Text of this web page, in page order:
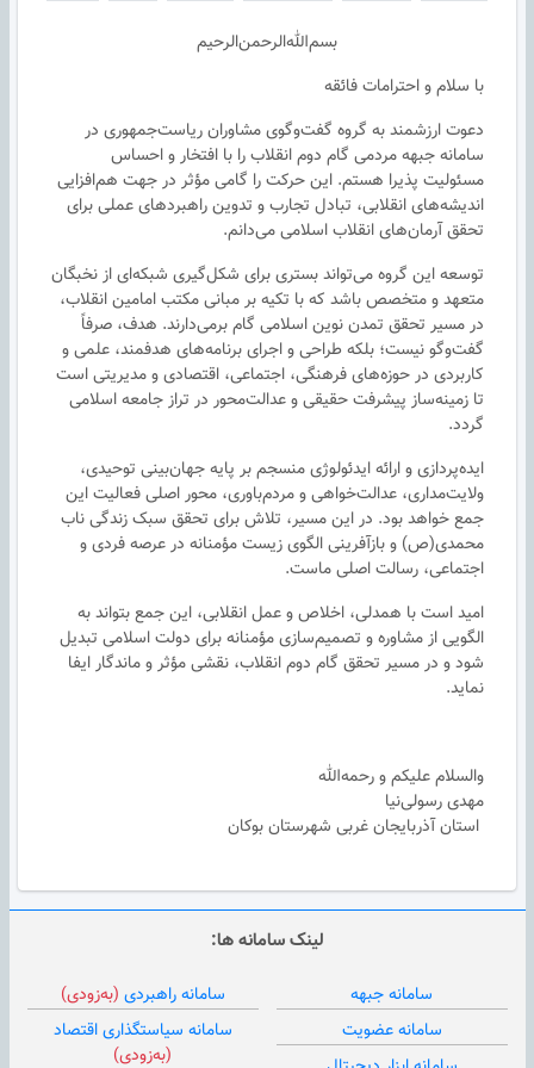
بسم‌الله‌الرحمن‌الرحيم
با سلام و احترامات فائقه
دعوت ارزشمند به گروه گفت‌وگوی مشاوران ریاست‌جمهوری در
سامانه جبهه مردمی گام دوم انقلاب را با افتخار و احساس
مسئولیت پذیرا هستم. این حرکت را گامی مؤثر در جهت هم‌افزایی
اندیشه‌های انقلابی، تبادل تجارب و تدوین راهبردهای عملی برای
تحقق آرمان‌های انقلاب اسلامی می‌دانم.
توسعه این گروه می‌تواند بستری برای شکل‌گیری شبکه‌ای از نخبگان
متعهد و متخصص باشد که با تکیه بر مبانی مکتب امامین انقلاب،
در مسیر تحقق تمدن نوین اسلامی گام برمی‌دارند. هدف، صرفاً
گفت‌وگو نیست؛ بلکه طراحی و اجرای برنامه‌های هدفمند، علمی و
کاربردی در حوزه‌های فرهنگی، اجتماعی، اقتصادی و مدیریتی است
تا زمینه‌ساز پیشرفت حقیقی و عدالت‌محور در تراز جامعه اسلامی
گردد.
ایده‌پردازی و ارائه ایدئولوژی منسجم بر پایه جهان‌بینی توحیدی،
ولایت‌مداری، عدالت‌خواهی و مردم‌باوری، محور اصلی فعالیت این
جمع خواهد بود. در این مسیر، تلاش برای تحقق سبک زندگی ناب
محمدی‌(ص) و بازآفرینی الگوی زیست مؤمنانه در عرصه فردی و
اجتماعی، رسالت اصلی ماست.
امید است با همدلی، اخلاص و عمل انقلابی، این جمع بتواند به
الگویی از مشاوره‌ و تصمیم‌سازی مؤمنانه برای دولت اسلامی تبدیل
شود و در مسیر تحقق گام دوم انقلاب، نقشی مؤثر و ماندگار ایفا
نماید.
والسلام علیکم و رحمه‌الله
مهدی رسولی‌نیا
استان آذربايجان غربى شهرستان بوكان
لینک سامانه ها:
سامانه جبهه
سامانه عضویت
سامانه راهبردی (به‌زودی)
سامانه سیاستگذاری اقتصاد
(به‌زودی)